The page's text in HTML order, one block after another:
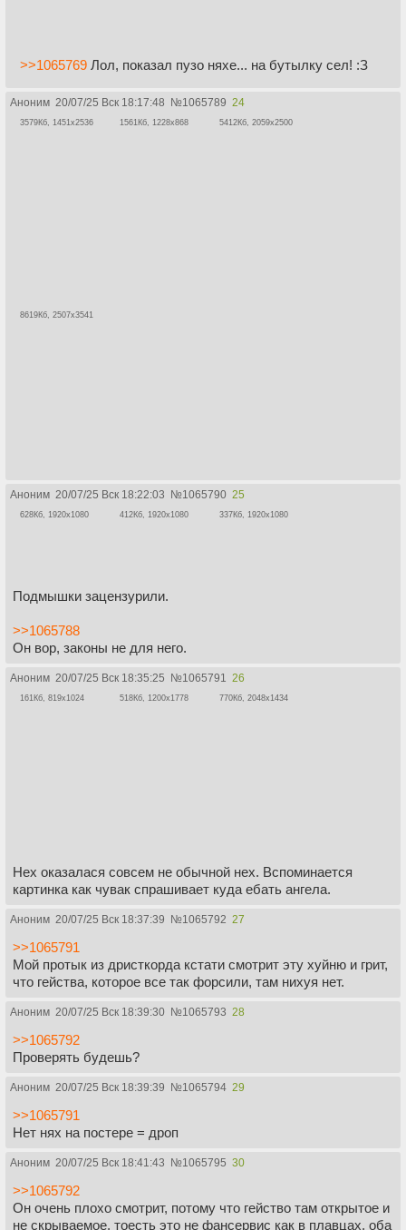
>>1065769 Лол, показал пузо няхе... на бутылку сел! :З
Аноним 20/07/25 Вск 18:17:48 №1065789 24
3579Кб, 1451x2536 1561Кб, 1228x868 5412Кб, 2059x2500
8619Кб, 2507x3541
Аноним 20/07/25 Вск 18:22:03 №1065790 25
628Кб, 1920x1080 412Кб, 1920x1080 337Кб, 1920x1080
Подмышки зацензурили.
>>1065788
Он вор, законы не для него.
Аноним 20/07/25 Вск 18:35:25 №1065791 26
161Кб, 819x1024 518Кб, 1200x1778 770Кб, 2048x1434
Нех оказалася совсем не обычной нех. Вспоминается
картинка как чувак спрашивает куда ебать ангела.
Аноним 20/07/25 Вск 18:37:39 №1065792 27
>>1065791
Мой протык из дристкорда кстати смотрит эту хуйню и грит,
что гейства, которое все так форсили, там нихуя нет.
Аноним 20/07/25 Вск 18:39:30 №1065793 28
>>1065792
Проверять будешь?
Аноним 20/07/25 Вск 18:39:39 №1065794 29
>>1065791
Нет нях на постере = дроп
Аноним 20/07/25 Вск 18:41:43 №1065795 30
>>1065792
Он очень плохо смотрит, потому что гейство там открытое и
не скрываемое, тоесть это не фансервис как в плавцах, оба